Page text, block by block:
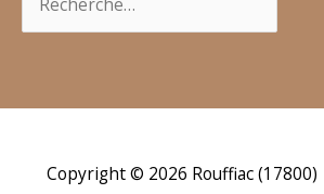
Copyright © 2026 Rouffiac (17800)